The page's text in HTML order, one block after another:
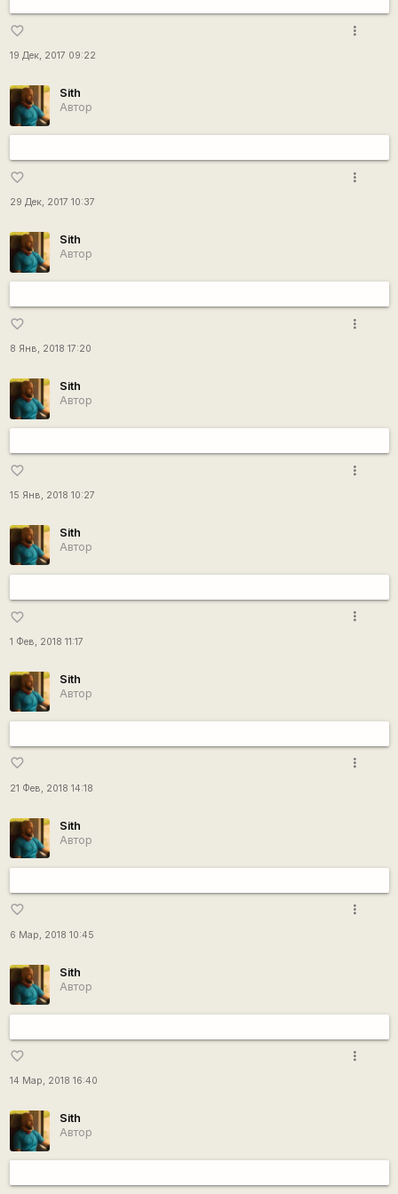
favorite_border
19 Дек, 2017 09:22
more_vert
Sith
Автор
favorite_border
29 Дек, 2017 10:37
more_vert
Sith
Автор
favorite_border
8 Янв, 2018 17:20
more_vert
Sith
Автор
favorite_border
15 Янв, 2018 10:27
more_vert
Sith
Автор
favorite_border
1 Фев, 2018 11:17
more_vert
Sith
Автор
favorite_border
21 Фев, 2018 14:18
more_vert
Sith
Автор
favorite_border
6 Мар, 2018 10:45
more_vert
Sith
Автор
favorite_border
14 Мар, 2018 16:40
more_vert
Sith
Автор